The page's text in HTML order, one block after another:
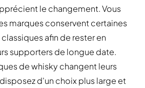
le changement. Vous
marques conservent certaines
afin de rester en
supporters de longue date.
de whisky changent leurs
d'un choix plus large et